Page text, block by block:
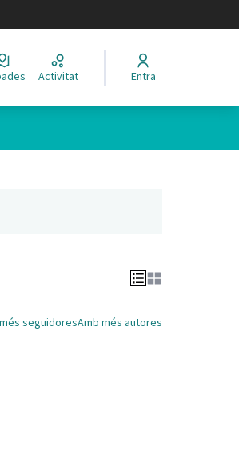
Activitat Entra
seguidoresAmb més autores